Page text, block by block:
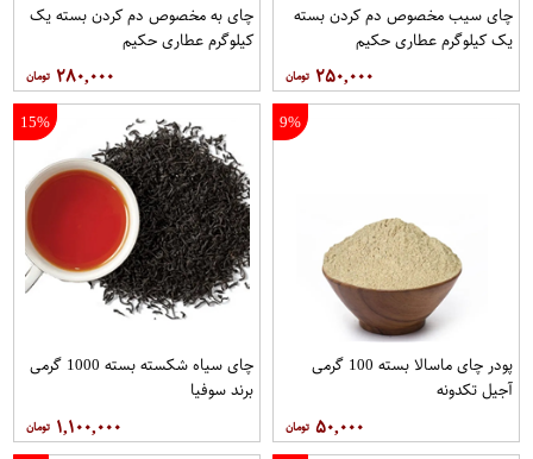
چای سیب مخصوص دم کردن بسته
یک کیلوگرم عطاری حکیم
۲۵۰,۰۰۰
چای به مخصوص دم کردن بسته یک
کیلوگرم عطاری حکیم
۲۸۰,۰۰۰
9%
پودر چای ماسالا بسته 100 گرمی
آجیل تکدونه
۵۰,۰۰۰
15%
چای سیاه شکسته بسته 1000 گرمی
برند سوفیا
۱,۱۰۰,۰۰۰